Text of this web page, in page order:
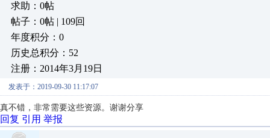
求助：0帖
帖子：0帖 | 109回
年度积分：0
历史总积分：52
注册：2014年3月19日
发表于：2019-09-30 11:17:07
真不错，非常需要这些资源。谢谢分享
回复 引用 举报